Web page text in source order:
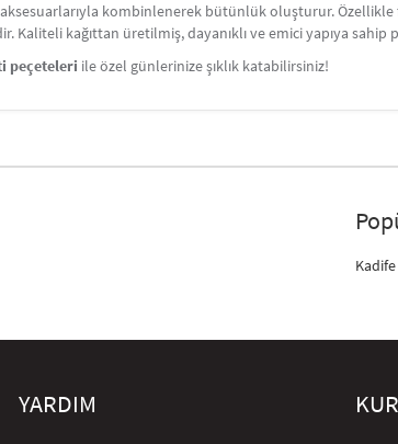
kombinlenerek bütünlük oluşturur. Özellikle
Kaliteli kağıttan üretilmiş, dayanıklı ve emici yapıya
peçeteleri ile özel günlerinize şıklık katabilirsiniz!
YARDIM